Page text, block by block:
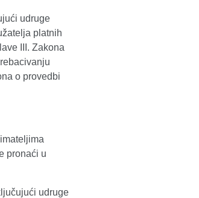
udruge
platnih
III. Zakona
o provedbi
pronaći u
udruge